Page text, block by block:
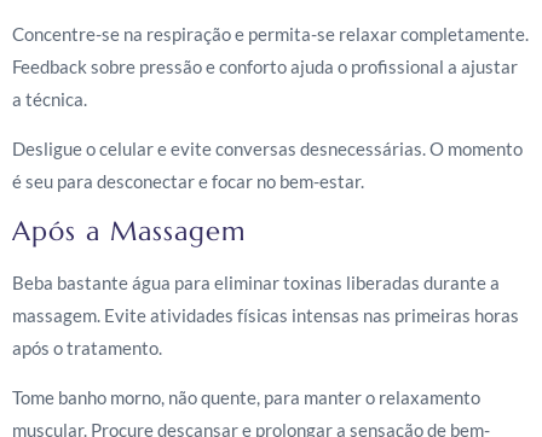
Concentre-se na respiração e permita-se relaxar completamente.
Feedback sobre pressão e conforto ajuda o profissional a ajustar
a técnica.
Desligue o celular e evite conversas desnecessárias. O momento
é seu para desconectar e focar no bem-estar.
Após a Massagem
Beba bastante água para eliminar toxinas liberadas durante a
massagem. Evite atividades físicas intensas nas primeiras horas
após o tratamento.
Tome banho morno, não quente, para manter o relaxamento
muscular. Procure descansar e prolongar a sensação de bem-